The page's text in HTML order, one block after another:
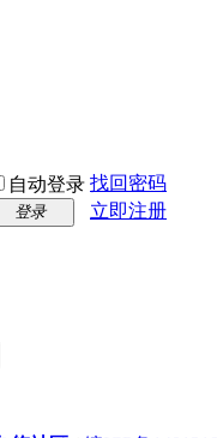
自动登录 找回密码
登录
立即注册